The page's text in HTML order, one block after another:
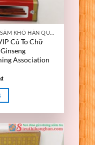
Củ To Chữ
Association
₫